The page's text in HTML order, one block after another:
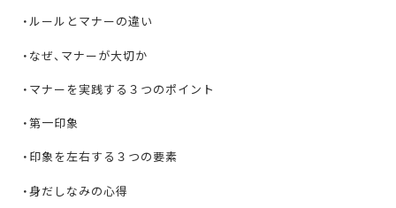
・ルールとマナーの違い
・なぜ、マナーが大切か
・マナーを実践する３つのポイント
・第一印象
・印象を左右する３つの要素
・身だしなみの心得